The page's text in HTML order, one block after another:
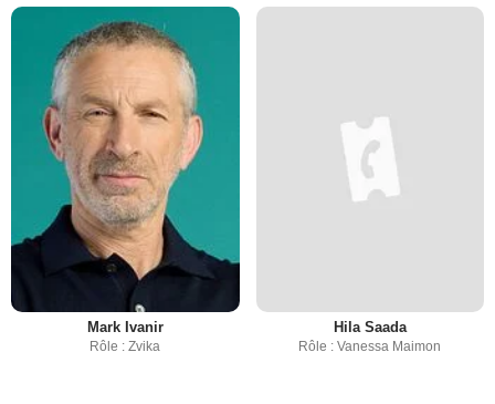
Mark Ivanir
Rôle : Zvika
Hila Saada
Rôle : Vanessa Maimon